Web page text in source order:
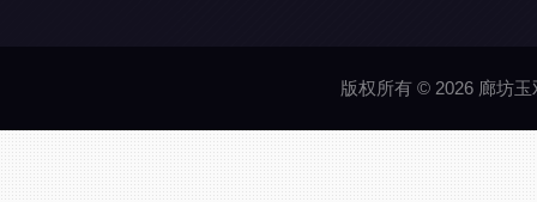
版权所有 © 2026 廊坊